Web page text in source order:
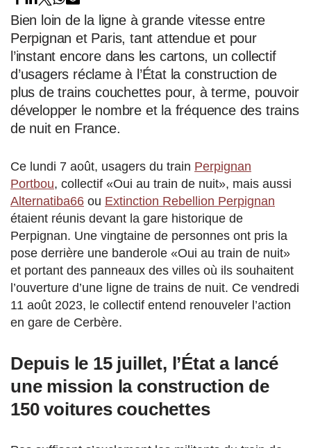
Bien loin de la ligne à grande vitesse entre
Perpignan et Paris, tant attendue et pour
l’instant encore dans les cartons, un collectif
d’usagers réclame à l’État la construction de
plus de trains couchettes pour, à terme, pouvoir
développer le nombre et la fréquence des trains
de nuit en France.
Ce lundi 7 août, usagers du train Perpignan
Portbou, collectif «Oui au train de nuit», mais aussi
Alternatiba66 ou Extinction Rebellion Perpignan
étaient réunis devant la gare historique de
Perpignan. Une vingtaine de personnes ont pris la
pose derrière une banderole «Oui au train de nuit»
et portant des panneaux des villes où ils souhaitent
l’ouverture d’une ligne de trains de nuit. Ce vendredi
11 août 2023, le collectif entend renouveler l’action
en gare de Cerbère.
Depuis le 15 juillet, l’État a lancé
une mission la construction de
150 voitures couchettes